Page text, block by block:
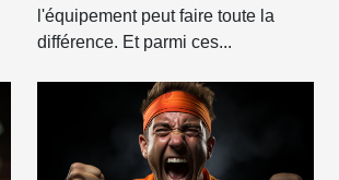
l'équipement peut faire toute la
différence. Et parmi ces...